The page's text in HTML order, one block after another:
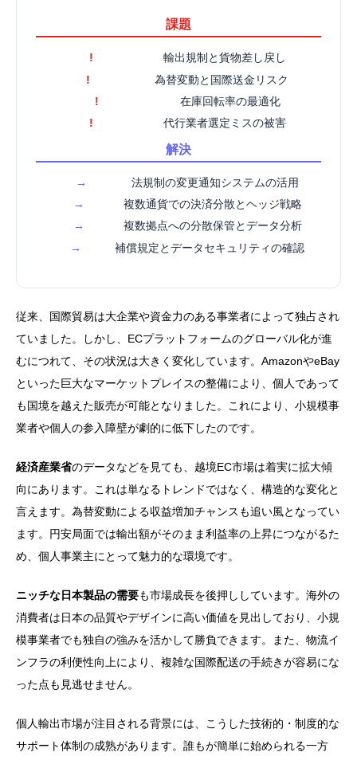
課題
!
輸出規制と貨物差し戻し
!
為替変動と国際送金リスク
!
在庫回転率の最適化
!
代行業者選定ミスの被害
解決
→
法規制の変更通知システムの活用
→
複数通貨での決済分散とヘッジ戦略
→
複数拠点への分散保管とデータ分析
→
補償規定とデータセキュリティの確認
従来、国際貿易は大企業や資金力のある事業者によって独占され
ていました。しかし、ECプラットフォームのグローバル化が進
むにつれて、その状況は大きく変化しています。AmazonやeBay
といった巨大なマーケットプレイスの整備により、個人であって
も国境を越えた販売が可能となりました。これにより、小規模事
業者や個人の参入障壁が劇的に低下したのです。
経済産業省のデータなどを見ても、越境EC市場は着実に拡大傾
向にあります。これは単なるトレンドではなく、構造的な変化と
言えます。為替変動による収益増加チャンスも追い風となってい
ます。円安局面では輸出額がそのまま利益率の上昇につながるた
め、個人事業主にとって魅力的な環境です。
ニッチな日本製品の需要も市場成長を後押ししています。海外の
消費者は日本の品質やデザインに高い価値を見出しており、小規
模事業者でも独自の強みを活かして勝負できます。また、物流イ
ンフラの利便性向上により、複雑な国際配送の手続きが容易にな
った点も見逃せません。
個人輸出市場が注目される背景には、こうした技術的・制度的な
サポート体制の成熟があります。誰もが簡単に始められる一方